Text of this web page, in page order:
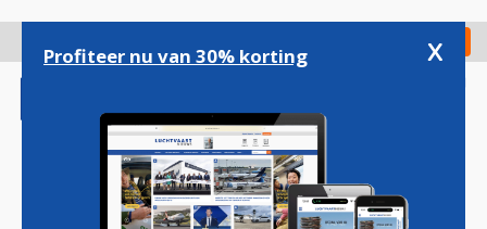
gaan
Check in
Profiteer nu van 30% korting x